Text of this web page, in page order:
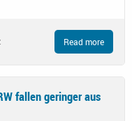
Read more
fallen geringer aus